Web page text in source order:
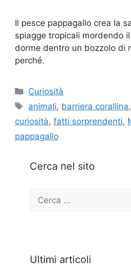
Il pesce pappagallo crea la
spiagge tropicali mordendo
dorme dentro un bozzolo di
perché.
Categorie
Curiosità
Tag
animali, barriera corallina,
curiosità, fatti sorprendenti,
pappagallo
Cerca nel sito
per:
Ultimi articoli